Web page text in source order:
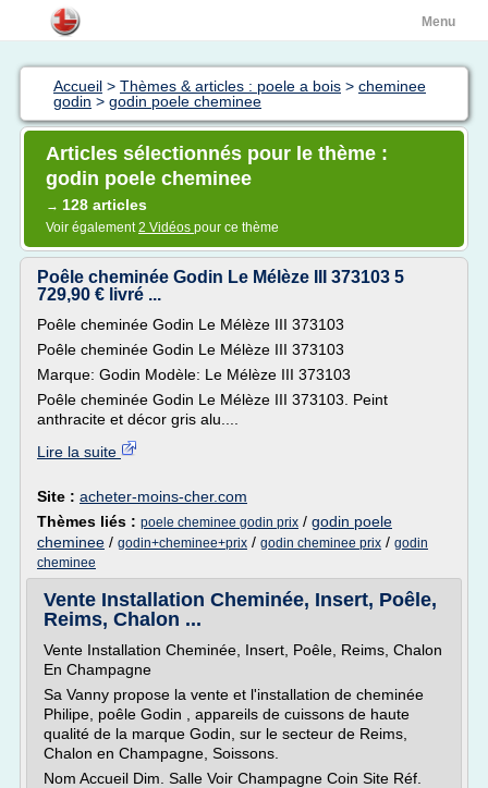
Menu
Accueil > Thèmes & articles : poele a bois > cheminee
godin > godin poele cheminee
Articles sélectionnés pour le thème :
godin poele cheminee
→ 128 articles
Voir également2 Vidéos pour ce thème
Poêle cheminée Godin Le Mélèze III 373103 5
729,90 € livré ...
Poêle cheminée Godin Le Mélèze III 373103
Poêle cheminée Godin Le Mélèze III 373103
Marque: Godin Modèle: Le Mélèze III 373103
Poêle cheminée Godin Le Mélèze III 373103. Peint
anthracite et décor gris alu....
Lire la suite
Site : acheter-moins-cher.com
Thèmes liés : poele cheminee godin prix / godin poele
cheminee / godin+cheminee+prix / godin cheminee prix / godin
cheminee
Vente Installation Cheminée, Insert, Poêle,
Reims, Chalon ...
Vente Installation Cheminée, Insert, Poêle, Reims, Chalon
En Champagne
Sa Vanny propose la vente et l'installation de cheminée
Philipe, poêle Godin , appareils de cuissons de haute
qualité de la marque Godin, sur le secteur de Reims,
Chalon en Champagne, Soissons.
Nom Accueil Dim. Salle Voir Champagne Coin Site Réf.